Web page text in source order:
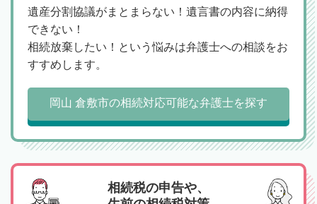
遺産分割協議がまとまらない！遺言書の内容に納得
できない！
相続放棄したい！という悩みは弁護士への相談をお
すすめします。
岡山 倉敷市の相続対応可能な弁護士を探す
相続税の申告や、